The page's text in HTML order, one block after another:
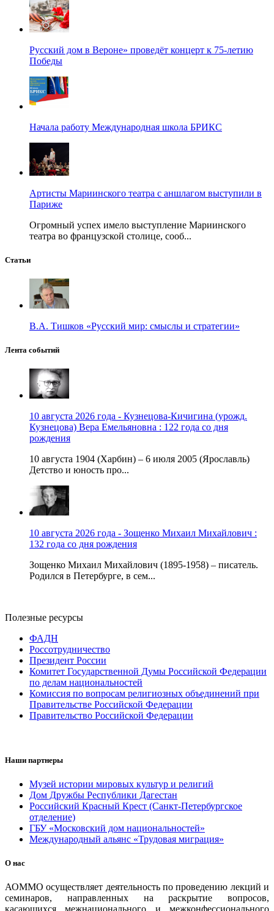
Русский дом в Вероне» проведёт концерт к 75-летию
Победы
Начала работу Международная школа БРИКС
Артисты Мариинского театра с аншлагом выступили в
Париже
Огромный успех имело выступление Мариинского
театра во французской столице, сооб...
Статьи
В.А. Тишков «Русский мир: смыслы и стратегии»
Лента событий
10 августа 2026 года - Кузнецова-Кичигина (урожд.
Кузнецова) Вера Емельяновна : 122 года со дня
рождения
10 августа 1904 (Харбин) – 6 июля 2005 (Ярославль)
Детство и юность про...
10 августа 2026 года - Зощенко Михаил Михайлович :
132 года со дня рождения
Зощенко Михаил Михайлович (1895-1958) – писатель.
Родился в Петербурге, в сем...
Полезные ресурсы
ФАДН
Россотрудничество
Президент России
Комитет Государственной Думы Российской Федерации
по делам национальностей
Комиссия по вопросам религиозных объединений при
Правительстве Российской Федерации
Правительство Российской Федерации
Наши партнеры
Музей истории мировых культур и религий
Дом Дружбы Республики Дагестан
Российский Красный Крест (Санкт-Петербургское
отделение)
ГБУ «Московский дом национальностей»
Международный альянс «Трудовая миграция»
О нас
АОММО осуществляет деятельность по проведению лекций и
семинаров, направленных на раскрытие вопросов,